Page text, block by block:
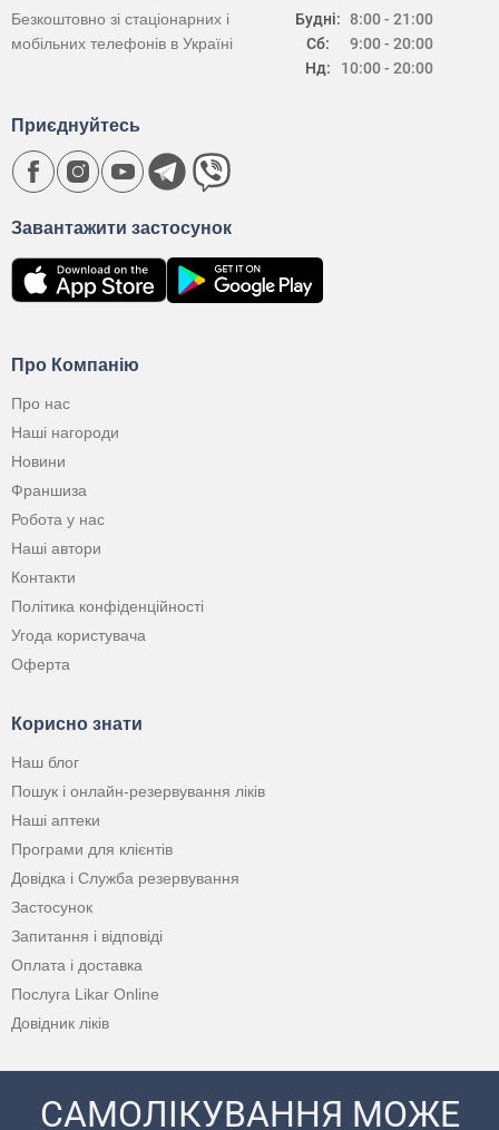
Будні:
Сб:
Нд:
8:00 - 21:00
9:00 - 20:00
10:00 - 20:00
Безкоштовно зі стаціонарних і
мобільних телефонів в Україні
Про Компанію
Про нас
Наші нагороди
Новини
Франшиза
Робота у нас
Наші автори
Контакти
Політика конфіденційності
Угода користувача
Оферта
Корисно знати
Наш блог
Пошук і онлайн-резервування ліків
Наші аптеки
Програми для клієнтів
Довідка і Служба резервування
Застосунок
Запитання і відповіді
Оплата і доставка
Послуга Likar Online
Довідник ліків
Завантажити застосунок
Приєднуйтесь
САМОЛІКУВАННЯ МОЖЕ